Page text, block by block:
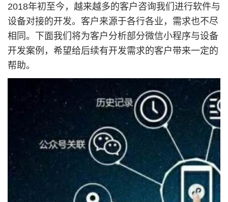
2018年初至今，越来越多的客户咨询我们进行软件与
设备对接的开发。客户来源于各行各业，需求也不尽
相同。下面我们将为客户分析部分微信小程序与设备
开发案例，希望给后续有开发需求的客户带来一定的
帮助。